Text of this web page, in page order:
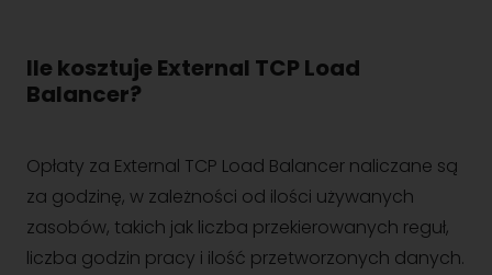
Ile kosztuje External TCP Load
Balancer?
Opłaty za External TCP Load Balancer naliczane są
za godzinę, w zależności od ilości używanych
zasobów, takich jak liczba przekierowanych reguł,
liczba godzin pracy i ilość przetworzonych danych.